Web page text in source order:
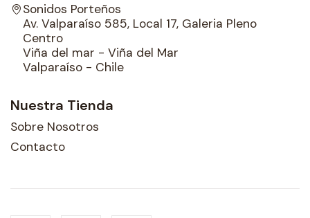
Sonidos Porteños
Av. Valparaíso 585, Local 17, Galeria Pleno
Centro
Viña del mar - Viña del Mar
Valparaíso - Chile
Nuestra Tienda
Sobre Nosotros
Contacto